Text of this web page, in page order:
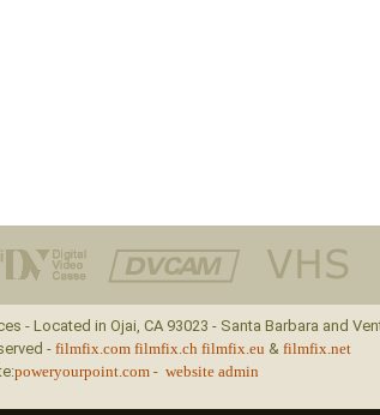
- Located in Ojai, CA 93023 - Santa Barbara and
- filmfix.com filmfix.ch filmfix.eu & filmfix.net
poweryourpoint.com- website admin